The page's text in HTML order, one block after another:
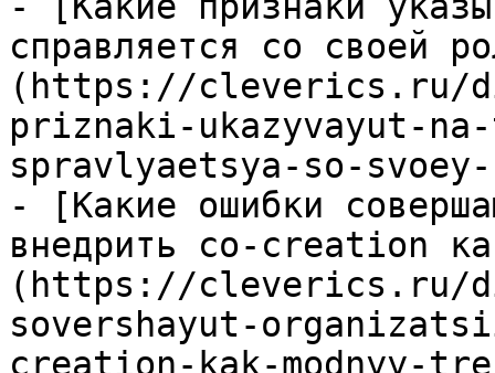
справляется со своей
(https://cleverics.ru/
priznaki-ukazyvayut-
spravlyaetsya-so-
- [Какие ошибки
внедрить co-creation
(https://cleverics.ru/
sovershayut-
creation-kak-modnyy-